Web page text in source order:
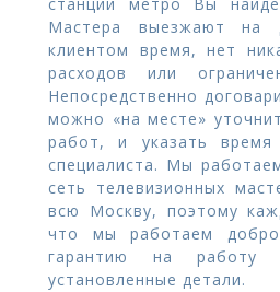
станции метро Вы
Мастера выезжают на
клиентом время, нет
расходов или
Непосредственно
можно «на месте»
работ, и указать
специалиста. Мы
сеть телевизионных
всю Москву, поэтому
что мы работаем
гарантию на
установленные детали.